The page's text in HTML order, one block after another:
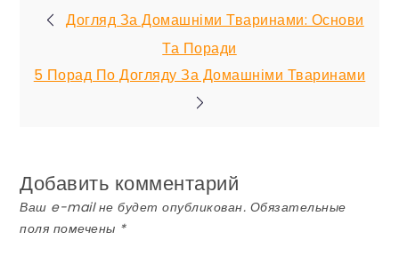
Навигация
по
Догляд За Домашніми Тваринами: Основи
Та Поради
5 Порад По Догляду За Домашніми Тваринами
Добавить комментарий
Ваш e-mail не будет опубликован. Обязательные
поля помечены *